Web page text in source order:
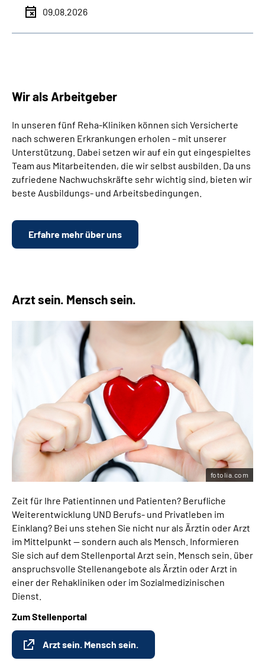
09.08.2026
Wir als Arbeitgeber
In unseren fünf Reha-Kliniken können sich Versicherte
nach schweren Erkrankungen erholen – mit unserer
Unterstützung. Dabei setzen wir auf ein gut eingespieltes
Team aus Mitarbeitenden, die wir selbst ausbilden. Da uns
zufriedene Nachwuchskräfte sehr wichtig sind, bieten wir
beste Ausbildungs- und Arbeitsbedingungen.
Erfahre mehr über uns
Arzt sein. Mensch sein.
Zeit für Ihre Patientinnen und Patienten? Berufliche
Weiterentwicklung UND Berufs- und Privatleben im
Einklang? Bei uns stehen Sie nicht nur als Ärztin oder Arzt
im Mittelpunkt — sondern auch als Mensch. Informieren
Sie sich auf dem Stellenportal Arzt sein. Mensch sein. über
anspruchsvolle Stellenangebote als Ärztin oder Arzt in
einer der Rehakliniken oder im Sozialmedizinischen
Dienst.
Zum Stellenportal
Arzt sein. Mensch sein.
fotolia.com